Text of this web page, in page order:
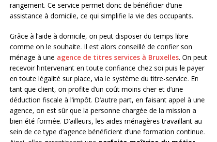
rangement. Ce service permet donc de bénéficier d’une
assistance à domicile, ce qui simplifie la vie des occupants.
Grâce à l’aide à domicile, on peut disposer du temps libre
comme on le souhaite. Il est alors conseillé de confier son
ménage à une agence de titres services à Bruxelles. On peut
recevoir l’intervenant en toute confiance chez soi puis le payer
en toute légalité sur place, via le système du titre-service. En
tant que client, on profite d’un coût moins cher et d’une
déduction fiscale à l’impôt. D’autre part, en faisant appel à une
agence, on est sûr que la personne chargée de la mission a
bien été formée. D’ailleurs, les aides ménagères travaillant au
sein de ce type d’agence bénéficient d’une formation continue.